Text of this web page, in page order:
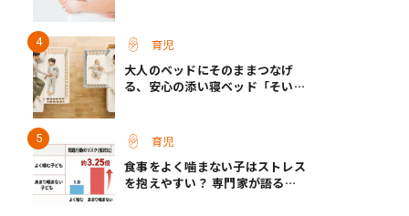
育児
大人のベッドにそのままつなげ
る、安心の添い寝ベッド「そいね
育児
食事をよく噛まない子はストレス
を抱えやすい？ 専門家が語る、